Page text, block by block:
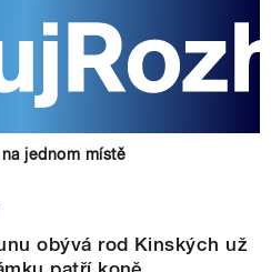
jednom místě
obývá rod Kinských už